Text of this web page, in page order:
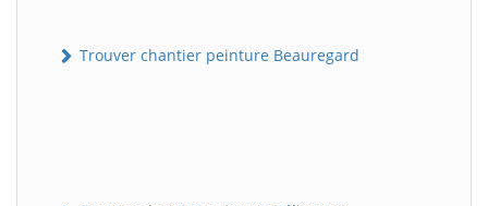
Trouver chantier peinture Beauregard